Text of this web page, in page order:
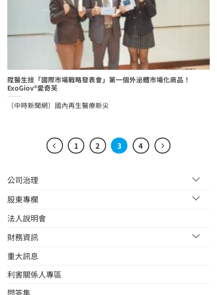
公司治理
股東專欄
法人說明會
財務資訊
重大訊息
利害關係人專區
問答集
陞醫生技「國際市場戰略發表會」第一個外泌體市場化商品！
ExoGiov®愛奇芙
〔中時新聞網〕國內再生醫療新尖
1 2 3 4